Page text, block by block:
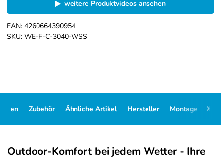
weitere Produktvideos ansehen
EAN: 4260664390954
SKU: WE-F-C-3040-WSS
Zubehör Ähnliche Artikel Hersteller Montage
Outdoor-Komfort bei jedem Wetter - Ihre